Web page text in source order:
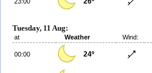
Tuesday, 11 Aug:
at Weather Wind:
00:00 24º